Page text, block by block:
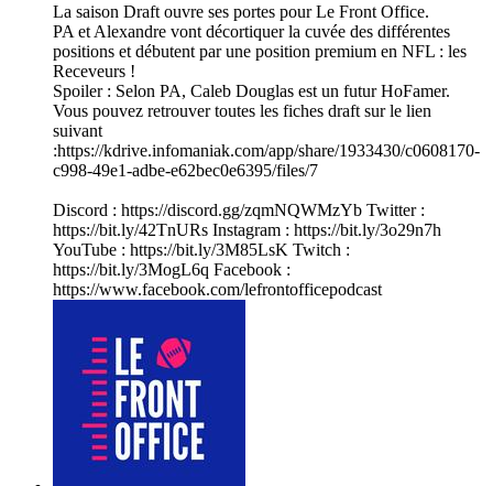
La saison Draft ouvre ses portes pour Le Front Office.
PA et Alexandre vont décortiquer la cuvée des différentes
positions et débutent par une position premium en NFL : les
Receveurs !
Spoiler : Selon PA, Caleb Douglas est un futur HoFamer.
Vous pouvez retrouver toutes les fiches draft sur le lien
suivant
:https://kdrive.infomaniak.com/app/share/1933430/c0608170-
c998-49e1-adbe-e62bec0e6395/files/7
Discord : https://discord.gg/zqmNQWMzYb Twitter :
https://bit.ly/42TnURs Instagram : https://bit.ly/3o29n7h
YouTube : https://bit.ly/3M85LsK Twitch :
https://bit.ly/3MogL6q Facebook :
https://www.facebook.com/lefrontofficepodcast